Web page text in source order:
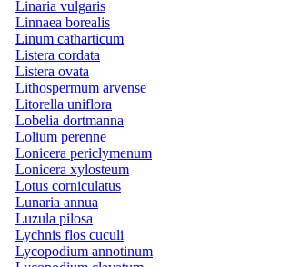
Linaria vulgaris
Linnaea borealis
Linum catharticum
Listera cordata
Listera ovata
Lithospermum arvense
Litorella uniflora
Lobelia dortmanna
Lolium perenne
Lonicera periclymenum
Lonicera xylosteum
Lotus corniculatus
Lunaria annua
Luzula pilosa
Lychnis flos cuculi
Lycopodium annotinum